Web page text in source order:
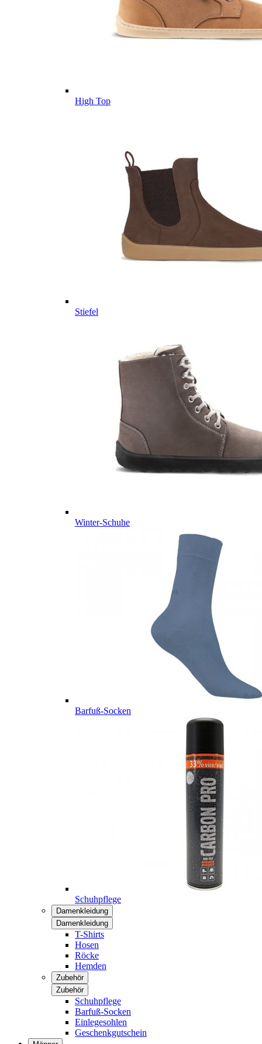
High Top
Stiefel
Winter-Schuhe
Barfuß-Socken
Schuhpflege
Damenkleidung
Damenkleidung
T-Shirts
Hosen
Röcke
Hemden
Zubehör
Zubehör
Schuhpflege
Barfuß-Socken
Einlegesohlen
Geschenkgutschein